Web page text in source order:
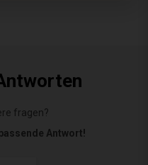
fragen?
Antwort!